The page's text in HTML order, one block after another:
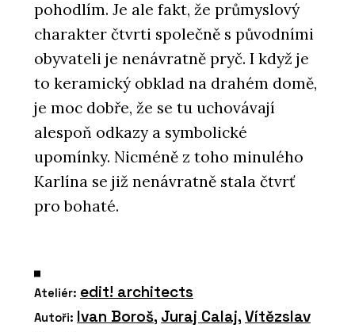
pohodlím. Je ale fakt, že průmyslový
charakter čtvrti společně s původními
obyvateli je nenávratně pryč. I když je
to keramický obklad na drahém domě,
je moc dobře, že se tu uchovávají
alespoň odkazy a symbolické
upomínky. Nicméně z toho minulého
Karlína se již nenávratně stala čtvrť
pro bohaté.
Ateliér: edit! architects
Autoři: Ivan Boroš, Juraj Calaj, Vítězslav